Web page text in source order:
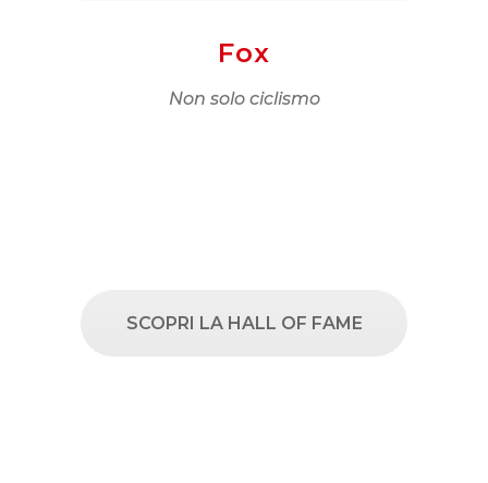
Fox
Non solo ciclismo
SCOPRI LA HALL OF FAME